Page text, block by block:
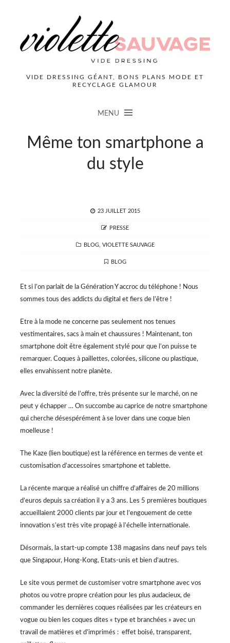
VIDE DRESSING GÉANT, BONS PLANS MODE ET
RECYCLAGE GLAMOUR
MENU
Même ton smartphone a
du style
POSTED
23 JUILLET 2015
AUTHOR
PRESSE
CATEGORIES
BLOG, VIOLETTE SAUVAGE
TAGS
BLOG
Et si l’on parlait de la Génération Y accroc du téléphone ! Nous
sommes tous des addicts du digital et fiers de l’être !
Etre à la mode ne concerne pas seulement nos tenues
vestimentaires, sacs à main et chaussures ! Maintenant, ton
smartphone doit être également stylé pour que l’on puisse te
remarquer. Coques à paillettes, colorées, silicone ou plastique,
elles envahissent notre planète.
Avec la diversité de l’offre, très présente sur le marché, on ne
peut y échapper … On succombe au caprice de notre smartphone
qui cherche désespérément à se lover dans une coque bien
moelleuse !
The Kaze (lien boutique) est la référence en termes de vente et
customisation d’accessoires smartphone et tablette.
La récente marque a réalisé un chiffre d’affaires de 20 millions
d’euros depuis sa création il y a 3 ans. Les 5 premières boutiques
accueillaient 2000 clients par jour et l’engouement de cette
innovation s’est très vite propagé à l’échelle internationale.
Désormais, la start-up compte 138 magasins dans neuf pays tels
que Singapour, Hong-Kong, Etats-unis et bien d’autres.
Le site vous permet de customiser votre smartphone avec vos
photos ou votre propre création pour les plus audacieux, de
commander les dernières coques réalisées par les créateurs en
vogue ou bien les coques dites « type et branchées » avec un
travail de matières et d’imprimés : effet boisé, transparent,